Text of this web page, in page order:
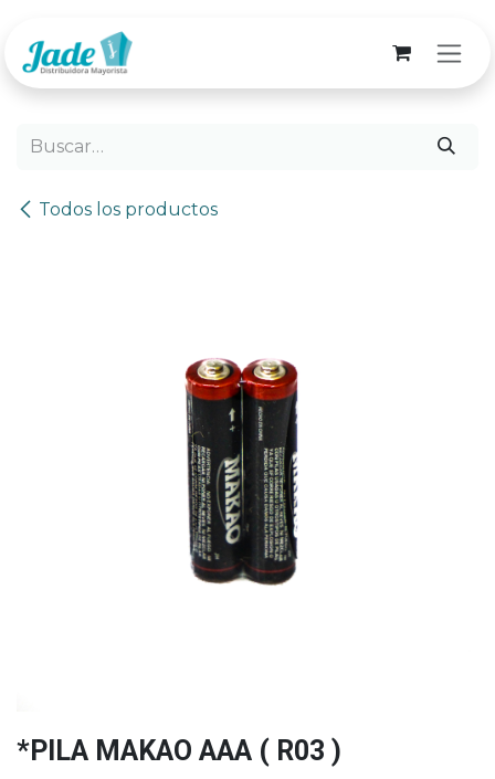
Todos los productos
*PILA MAKAO AAA ( R03 )